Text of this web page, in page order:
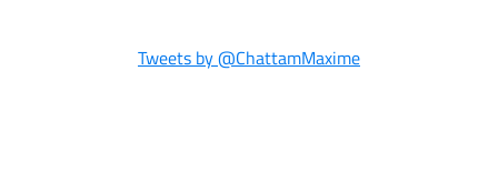
Tweets by @ChattamMaxime